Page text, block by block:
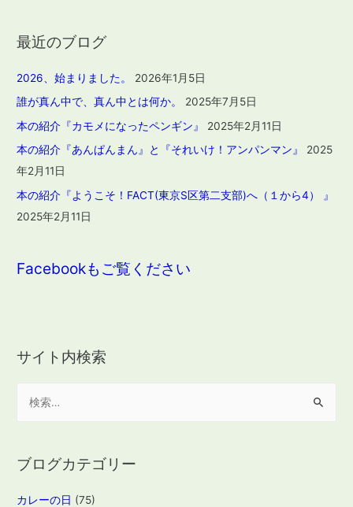
最近のブログ
2026、始まりました。
2026年1月5日
誰が真ん中で、真ん中とは何か。
2025年7月5日
本の紹介『カモメになったペンギン』
2025年2月11日
本の紹介『あんぱんまん』と『それいけ！アンパンマン』
2025
年2月11日
本の紹介『ようこそ！FACT(東京S区第二支部)へ（１から4） 』
2025年2月11日
Facebookもご覧ください
サイト内検索
ブログカテゴリー
カレーの日 (75)